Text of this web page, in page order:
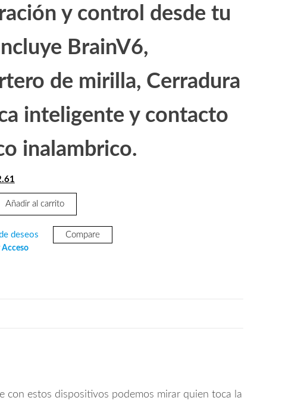
y control desde tu
BrainV6,
de mirilla, Cerradura
inteligente y contacto
inalambrico.
El
precio
actual
$15,632.61.
Añadir al carrito
deseos Compare
Acceso
con estos dispositivos podemos mirar quien toca la